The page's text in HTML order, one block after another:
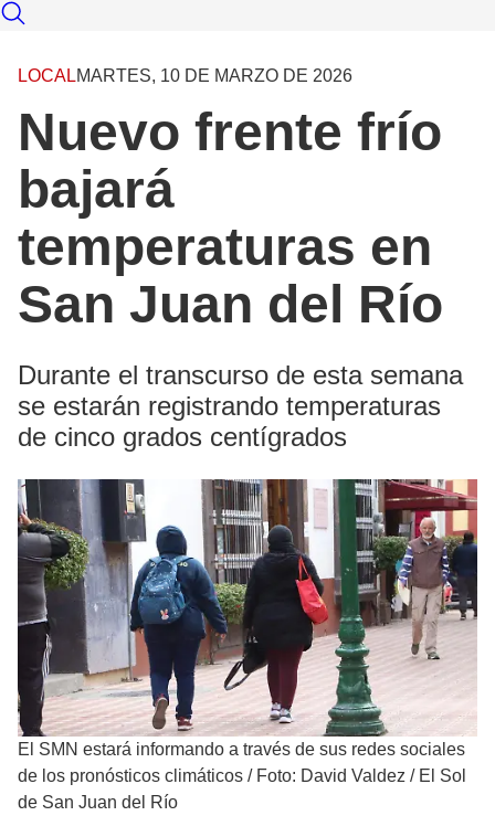
LOCALMARTES, 10 DE MARZO DE 2026
Nuevo frente frío
bajará
temperaturas en
San Juan del Río
Durante el transcurso de esta semana
se estarán registrando temperaturas
de cinco grados centígrados
El SMN estará informando a través de sus redes sociales
de los pronósticos climáticos / Foto: David Valdez / El Sol
de San Juan del Río